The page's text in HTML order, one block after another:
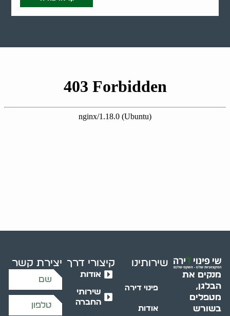
מנקים את
הבלגן,
מטפלים
בשורש
שירותינו
פינוי דירה
אודות
קיצורי דרך
אודות
שירותי
החברה
יצירת קשר